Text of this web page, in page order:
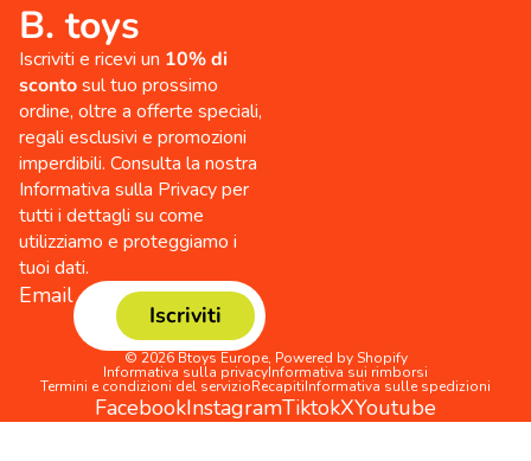
B. toys
Iscriviti e ricevi un 10% di
scontosul tuo prossimo
ordine, oltre a offerte speciali,
regali esclusivi e promozioni
imperdibili. Consulta la nostra
Informativa sulla Privacy per
tutti i dettagli su come
utilizziamo e proteggiamo i
tuoi dati.
Email
Iscriviti
© 2026 Btoys Europe, Powered by Shopify
Informativa sulla privacyInformativa sui rimborsi
Termini e condizioni del servizioRecapitiInformativa sulle spedizioni
FacebookInstagramTiktokXYoutube